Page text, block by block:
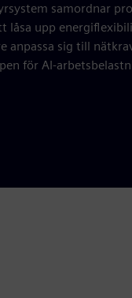
samordnar
låsa upp
anpassa sig till
för AI-